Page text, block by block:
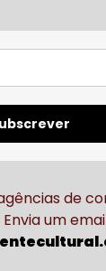
de
um